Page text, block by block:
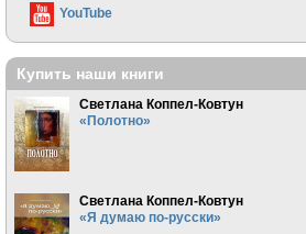
YouTube
Купить наши книги
Светлана Коппел-Ковтун
«Полотно»
Светлана Коппел-Ковтун
«Я думаю по-русски»